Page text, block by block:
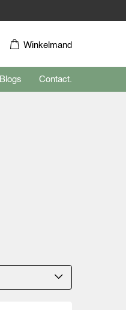
Winkelmand
Blogs Contact.